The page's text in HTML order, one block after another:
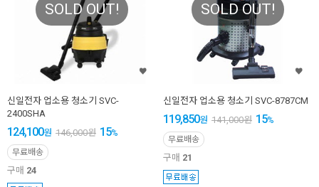
SOLD OUT!
신일전자 업소용 청소기 SVC-
2400SHA
124,100원 146,000원 15%
무료배송
구매 24
SOLD OUT!
신일전자 업소용 청소기 SVC-8787CM
119,850원 141,000원 15%
무료배송
구매 21